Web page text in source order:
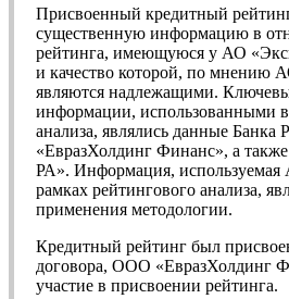
Присвоенный кредитный
существенную информацию в
рейтинга, имеющуюся у АО
и качество которой, по мнению
являются надлежащими.
информации, использованными
анализа, являлись данные
«ЕвразХолдинг Финанс», а
РА». Информация,
рамках рейтингового анализа,
применения методологии.
Кредитный рейтинг был
договора, ООО «ЕвразХолдинг
участие в присвоении рейтинга.